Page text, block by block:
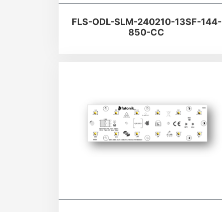
FLS-ODL-SLM-240210-13SF-144-
850-CC